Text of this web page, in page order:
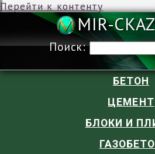
Перейти к контенту
Поиск:
БЕТОН
ЦЕМЕНТ
БЛОКИ И